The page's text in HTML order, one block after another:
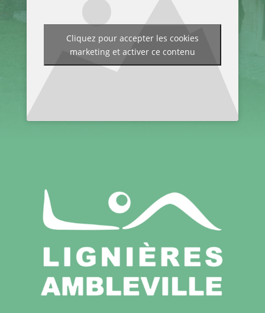
Cliquez pour accepter les cookies
marketing et activer ce contenu